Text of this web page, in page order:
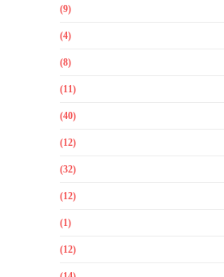
(9)
(4)
(8)
(11)
(40)
(12)
(32)
(12)
(1)
(12)